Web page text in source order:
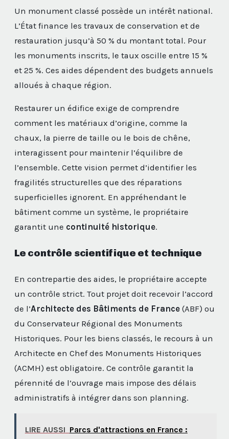
Un monument classé possède un intérêt national.
L’État finance les travaux de conservation et de
restauration jusqu’à 50 % du montant total. Pour
les monuments inscrits, le taux oscille entre 15 %
et 25 %. Ces aides dépendent des budgets annuels
alloués à chaque région.
Restaurer un édifice exige de comprendre
comment les matériaux d’origine, comme la
chaux, la pierre de taille ou le bois de chêne,
interagissent pour maintenir l’équilibre de
l’ensemble. Cette vision permet d’identifier les
fragilités structurelles que des réparations
superficielles ignorent. En appréhendant le
bâtiment comme un système, le propriétaire
garantit une continuité historique.
Le contrôle scientifique et technique
En contrepartie des aides, le propriétaire accepte
un contrôle strict. Tout projet doit recevoir l’accord
de l’Architecte des Bâtiments de France (ABF) ou
du Conservateur Régional des Monuments
Historiques. Pour les biens classés, le recours à un
Architecte en Chef des Monuments Historiques
(ACMH) est obligatoire. Ce contrôle garantit la
pérennité de l’ouvrage mais impose des délais
administratifs à intégrer dans son planning.
LIRE AUSSI Parcs d'attractions en France :